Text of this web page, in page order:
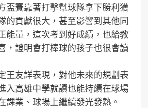
盃賽靠著打擊幫球隊拿下勝利獲
的貢獻很大，甚至影響到其他同
能量，這次考到好成績，也給教
，證明會打棒球的孩子也很會讀
王友詳表現，對他未來的規劃表
入高雄中學就讀也能持續在球場
課業、球場上繼續發光發熱。